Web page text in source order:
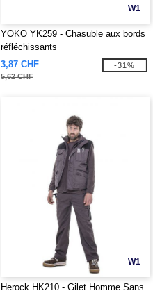
W1
YOKO YK259 - Chasuble aux bords
réfléchissants
3,87 CHF
5,62 CHF
-31%
W1
Herock HK210 - Gilet Homme Sans